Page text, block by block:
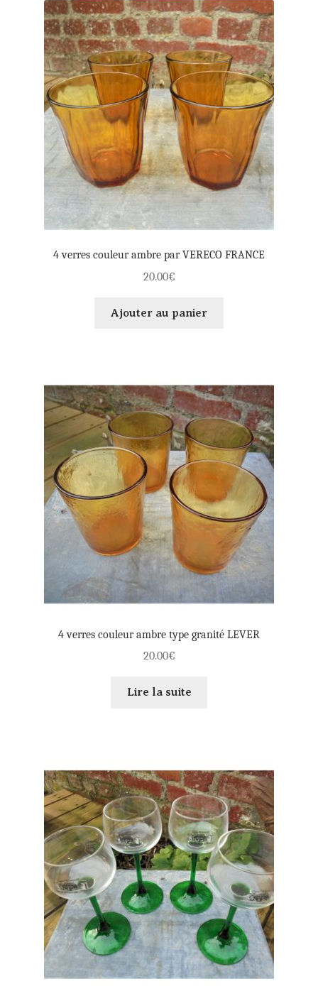
4 verres couleur ambre par VERECO FRANCE
20.00€
Ajouter au panier
4 verres couleur ambre type granité LEVER
20.00€
Lire la suite